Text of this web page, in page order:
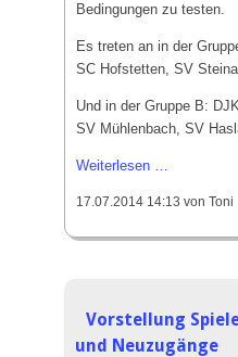
Bedingungen zu testen.
Es treten an in der
SC Hofstetten, SV
Und in der Gruppe B:
SV Mühlenbach, SV
Weiterlesen …
Cup
22.
bis
17.07.2014 14:13 von Toni
Vorstellung
und Neuzugänge